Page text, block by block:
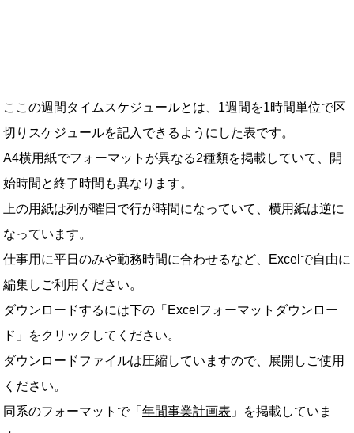
ここの週間タイムスケジュールとは、1週間を1時間単位で区
切りスケジュールを記入できるようにした表です。
A4横用紙でフォーマットが異なる2種類を掲載していて、開
始時間と終了時間も異なります。
上の用紙は列が曜日で行が時間になっていて、横用紙は逆に
なっています。
仕事用に平日のみや勤務時間に合わせるなど、Excelで自由に
編集しご利用ください。
ダウンロードするには下の「Excelフォーマットダウンロー
ド」をクリックしてください。
ダウンロードファイルは圧縮していますので、展開しご使用
ください。
同系のフォーマットで「 年間事業計画表 」を掲載していま